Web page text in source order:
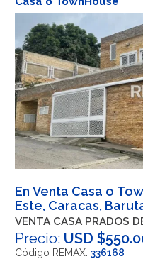
En Venta Casa o
Este, Caracas,
VENTA CASA PRADOS
Precio: USD
Código REMAX: 336168